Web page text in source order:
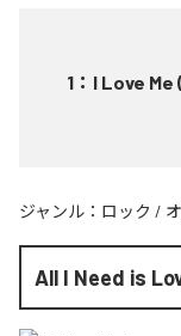
1 ： I Love
ジャンル： ロック /
All I Need is